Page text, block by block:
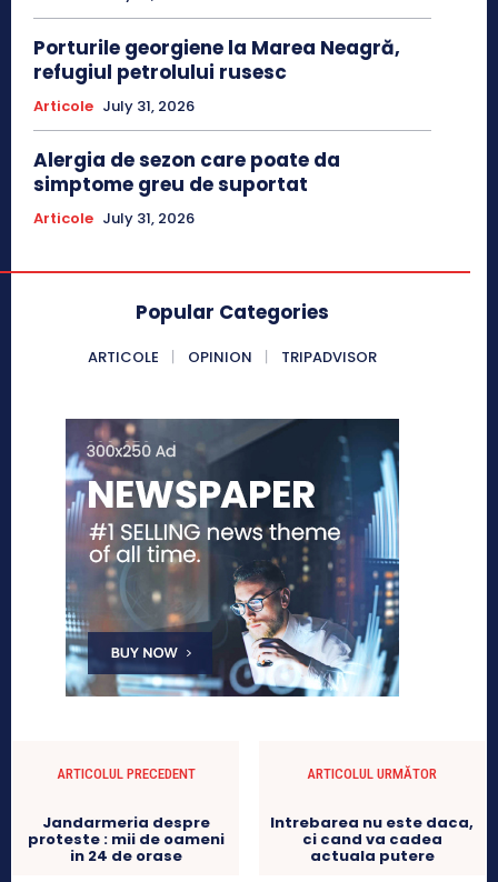
Porturile georgiene la Marea Neagră,
refugiul petrolului rusesc
Articole July 31, 2026
Alergia de sezon care poate da
simptome greu de suportat
Articole July 31, 2026
Popular Categories
ARTICOLE OPINION TRIPADVISOR
ARTICOLUL PRECEDENT
Jandarmeria despre
proteste : mii de oameni
in 24 de orase
ARTICOLUL URMĂTOR
Intrebarea nu este daca,
ci cand va cadea
actuala putere